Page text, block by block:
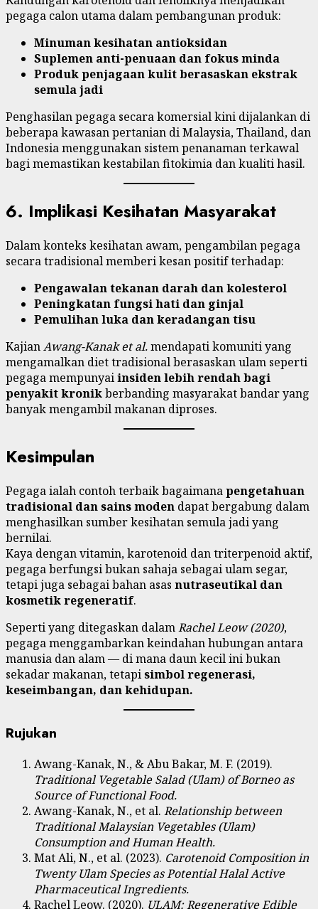
pegaga calon utama dalam pembangunan produk:
Minuman kesihatan antioksidan
Suplemen anti-penuaan dan fokus minda
Produk penjagaan kulit berasaskan ekstrak
semula jadi
Penghasilan pegaga secara komersial kini dijalankan di
beberapa kawasan pertanian di Malaysia, Thailand, dan
Indonesia menggunakan sistem penanaman terkawal
bagi memastikan kestabilan fitokimia dan kualiti hasil.
6. Implikasi Kesihatan Masyarakat
Dalam konteks kesihatan awam, pengambilan pegaga
secara tradisional memberi kesan positif terhadap:
Pengawalan tekanan darah dan kolesterol
Peningkatan fungsi hati dan ginjal
Pemulihan luka dan keradangan tisu
KajianAwang-Kanak et al.mendapati komuniti yang
mengamalkan diet tradisional berasaskan ulam seperti
pegaga mempunyaiinsiden lebih rendah bagi
penyakit kronikberbanding masyarakat bandar yang
banyak mengambil makanan diproses.
Kesimpulan
Pegaga ialah contoh terbaik bagaimanapengetahuan
tradisional dan sains moden dapat bergabung dalam
menghasilkan sumber kesihatan semula jadi yang
bernilai.
Kaya dengan vitamin, karotenoid dan triterpenoid aktif,
pegaga berfungsi bukan sahaja sebagai ulam segar,
tetapi juga sebagai bahan asas nutraseutikal dan
kosmetik regeneratif.
Seperti yang ditegaskan dalamRachel Leow (2020),
pegaga menggambarkan keindahan hubungan antara
manusia dan alam — di mana daun kecil ini bukan
sekadar makanan, tetapisimbol regenerasi,
keseimbangan, dan kehidupan.
Rujukan
Awang-Kanak, N., & Abu Bakar, M. F. (2019).
Traditional Vegetable Salad (Ulam) of Borneo as
Source of Functional Food.
Awang-Kanak, N., et al. Relationship between
Traditional Malaysian Vegetables (Ulam)
Consumption and Human Health.
Mat Ali, N., et al. (2023). Carotenoid Composition in
Twenty Ulam Species as Potential Halal Active
Pharmaceutical Ingredients.
Rachel Leow. (2020). ULAM: Regenerative Edible